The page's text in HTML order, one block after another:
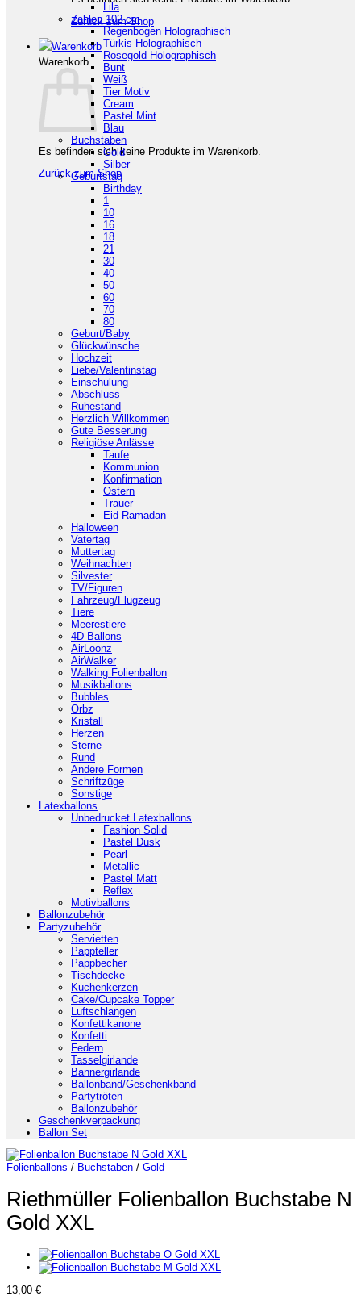
Zurück zum Shop
Warenkorb
Es befinden sich keine Produkte im Warenkorb.
Zurück zum Shop
Lila
Zahlen 102 cm
Regenbogen Holographisch
Türkis Holographisch
Rosegold Holographisch
Bunt
Weiß
Tier Motiv
Cream
Pastel Mint
Blau
Buchstaben
Gold
Silber
Geburtstag
Birthday
1
10
16
18
21
30
40
50
60
70
80
Geburt/Baby
Glückwünsche
Hochzeit
Liebe/Valentinstag
Einschulung
Abschluss
Ruhestand
Herzlich Willkommen
Gute Besserung
Religiöse Anlässe
Taufe
Kommunion
Konfirmation
Ostern
Trauer
Eid Ramadan
Halloween
Vatertag
Muttertag
Weihnachten
Silvester
TV/Figuren
Fahrzeug/Flugzeug
Tiere
Meerestiere
4D Ballons
AirLoonz
AirWalker
Walking Folienballon
Musikballons
Bubbles
Orbz
Kristall
Herzen
Sterne
Rund
Andere Formen
Schriftzüge
Sonstige
Latexballons
Unbedrucket Latexballons
Fashion Solid
Pastel Dusk
Pearl
Metallic
Pastel Matt
Reflex
Motivballons
Ballonzubehör
Partyzubehör
Servietten
Pappteller
Pappbecher
Tischdecke
Kuchenkerzen
Cake/Cupcake Topper
Luftschlangen
Konfettikanone
Konfetti
Federn
Tasselgirlande
Bannergirlande
Ballonband/Geschenkband
Partytröten
Ballonzubehör
Geschenkverpackung
Ballon Set
Folienballons / Buchstaben / Gold
Riethmüller Folienballon Buchstabe N
Gold XXL
13,00 €